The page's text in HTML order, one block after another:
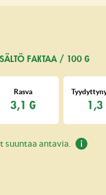
FAKTAA / 100 G
Rasva
3,1 G 1,3
suuntaa antavia.